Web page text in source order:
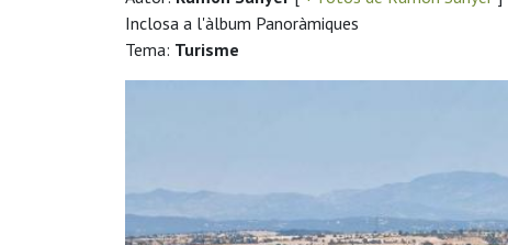
Inclosa a l'àlbum Panoràmiques
Tema: Turisme